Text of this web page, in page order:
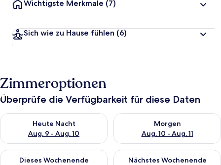
Wichtigste Merkmale (7)
Sich wie zu Hause fühlen (6)
Zimmeroptionen
Überprüfe die Verfügbarkeit für diese Daten
Heute Nacht
Aug. 9 - Aug. 10
Überprüfe die Verfügbarkeit für heute Nacht, Aug. 9 - Aug.
Morgen
Aug. 10 - Aug. 11
Überprüfe die Verfügbarkeit
Dieses Wochenende
Überprüfe die Verfügbarkeit für dieses Wochenende, Aug. 14
Nächstes Wochenende
Überprüfe die Verfügbarkeit